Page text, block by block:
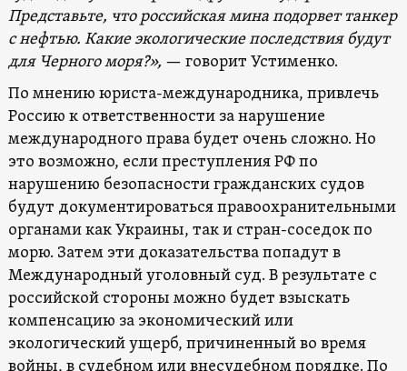
Представьте, что российская мина подорвет танкер
с нефтью. Какие экологические последствия будут
для Черного моря?», — говорит Устименко.
По мнению юриста-международника, привлечь
Россию к ответственности за нарушение
международного права будет очень сложно. Но
это возможно, если преступления РФ по
нарушению безопасности гражданских судов
будут документироваться правоохранительными
органами как Украины, так и стран-соседок по
морю. Затем эти доказательства попадут в
Международный уголовный суд. В результате с
российской стороны можно будет взыскать
компенсацию за экономический или
экологический ущерб, причиненный во время
войны, в судебном или внесудебном порядке. По